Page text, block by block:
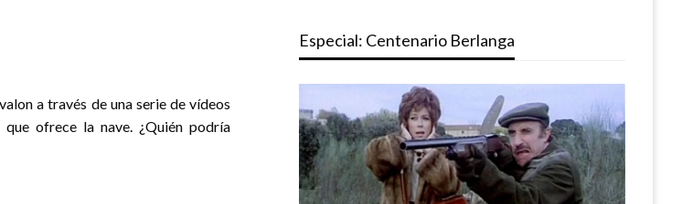
a través de una serie de vídeos
ofrece la nave. ¿Quién podría
Especial: Centenario Berlanga